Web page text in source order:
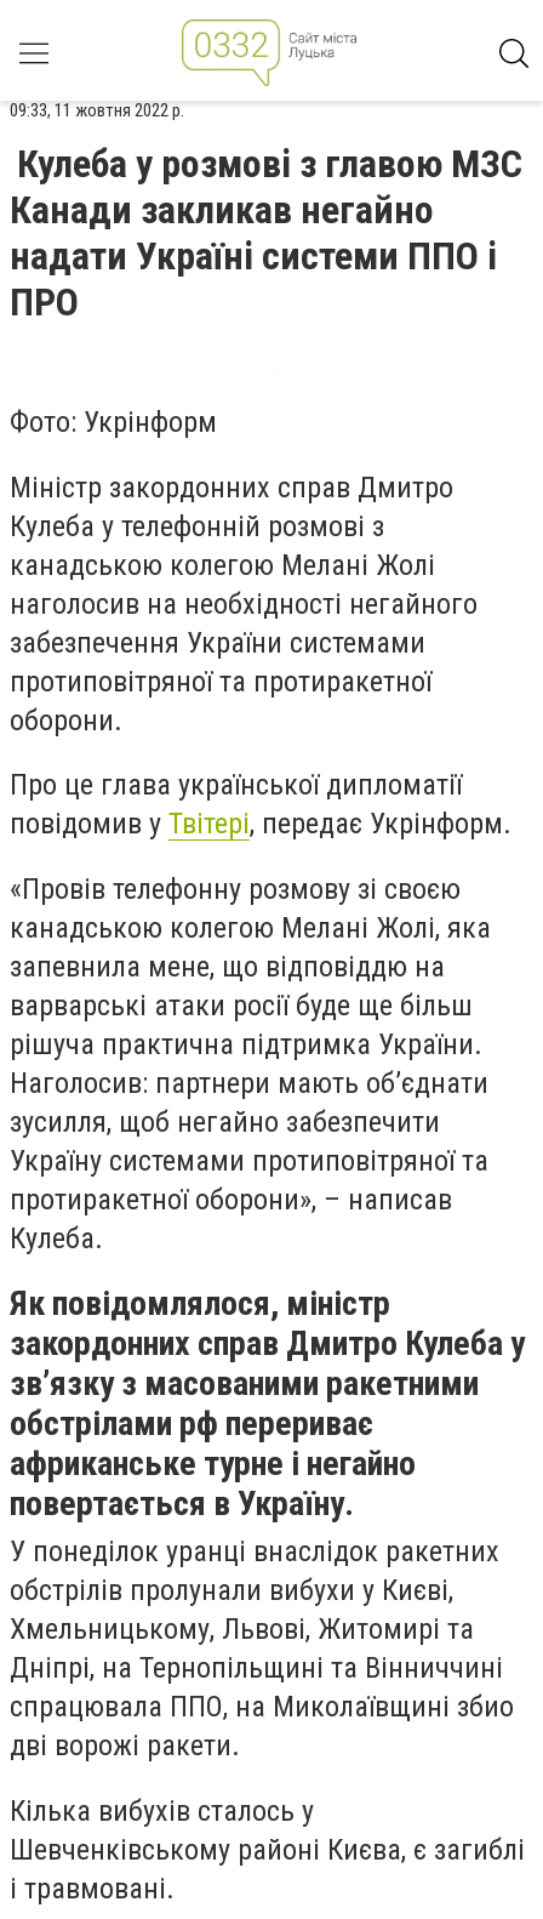
09:33, 11 жовтня 2022 р.
Кулеба у розмові з главою МЗС
Канади закликав негайно
надати Україні системи ППО і
ПРО
Фото: Укрінформ
Міністр закордонних справ Дмитро
Кулеба у телефонній розмові з
канадською колегою Мелані Жолі
наголосив на необхідності негайного
забезпечення України системами
протиповітряної та протиракетної
оборони.
Про це глава української дипломатії
повідомив у Твітері, передає Укрінформ.
«Провів телефонну розмову зі своєю
канадською колегою Мелані Жолі, яка
запевнила мене, що відповіддю на
варварські атаки росії буде ще більш
рішуча практична підтримка України.
Наголосив: партнери мають об’єднати
зусилля, щоб негайно забезпечити
Україну системами протиповітряної та
протиракетної оборони», – написав
Кулеба.
Як повідомлялося, міністр
закордонних справ Дмитро Кулеба у
зв’язку з масованими ракетними
обстрілами рф перериває
африканське турне і негайно
повертається в Україну.
У понеділок уранці внаслідок ракетних
обстрілів пролунали вибухи у Києві,
Хмельницькому, Львові, Житомирі та
Дніпрі, на Тернопільщині та Вінниччині
спрацювала ППО, на Миколаївщині збио
дві ворожі ракети.
Кілька вибухів сталось у
Шевченківському районі Києва, є загиблі
і травмовані.